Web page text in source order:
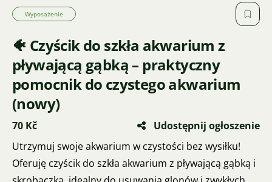
Wyposażenie
🐠 Czyścik do szkła akwarium z
pływającą gąbką – praktyczny
pomocnik do czystego akwarium
(nowy)
70 Kč
Udostępnij ogłoszenie
Utrzymuj swoje akwarium w czystości bez wysiłku!
Oferuję czyścik do szkła akwarium z pływającą gąbką i